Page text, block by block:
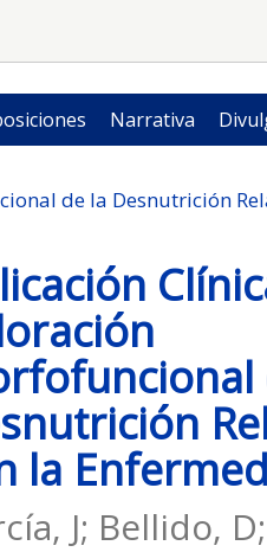
Narrativa
de la Desnutrición
la
J; Bellido,